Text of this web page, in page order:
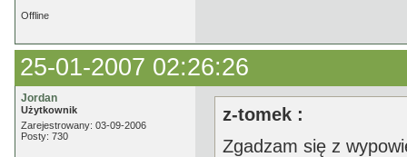
Offline
25-01-2007 02:26:26
Jordan
Użytkownik
Zarejestrowany: 03-09-2006
Posty: 730
z-tomek :
Zgadzam się z